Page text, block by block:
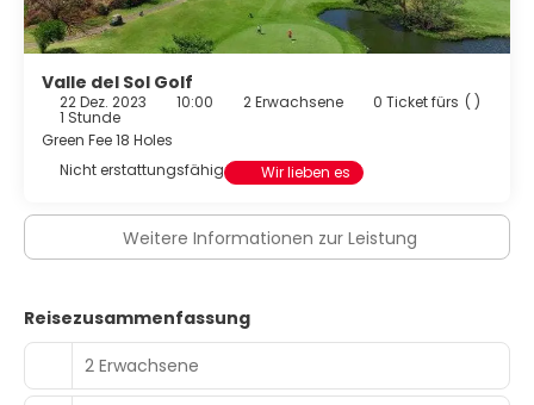
Valle del Sol Golf
22 Dez. 2023 10:00 2 Erwachsene 0 Ticket fürs ( )
1 Stunde
Green Fee 18 Holes
Nicht erstattungsfähig
Wir lieben es
Weitere Informationen zur Leistung
Reisezusammenfassung
2 Erwachsene